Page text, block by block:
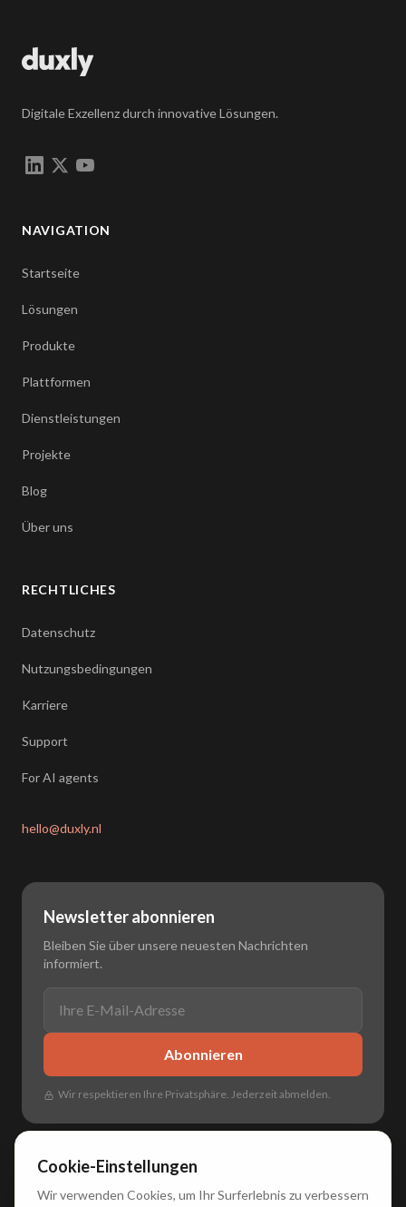
Digitale Exzellenz durch innovative Lösungen.
NAVIGATION
Startseite
Lösungen
Produkte
Plattformen
Dienstleistungen
Projekte
Blog
Über uns
RECHTLICHES
Datenschutz
Nutzungsbedingungen
Karriere
Support
For AI agents
hello@duxly.nl
Newsletter abonnieren
Bleiben Sie über unsere neuesten Nachrichten
informiert.
Abonnieren
Wir respektieren Ihre Privatsphäre. Jederzeit abmelden.
Cookie-Einstellungen
Wir verwenden Cookies, um Ihr Surferlebnis zu verbessern